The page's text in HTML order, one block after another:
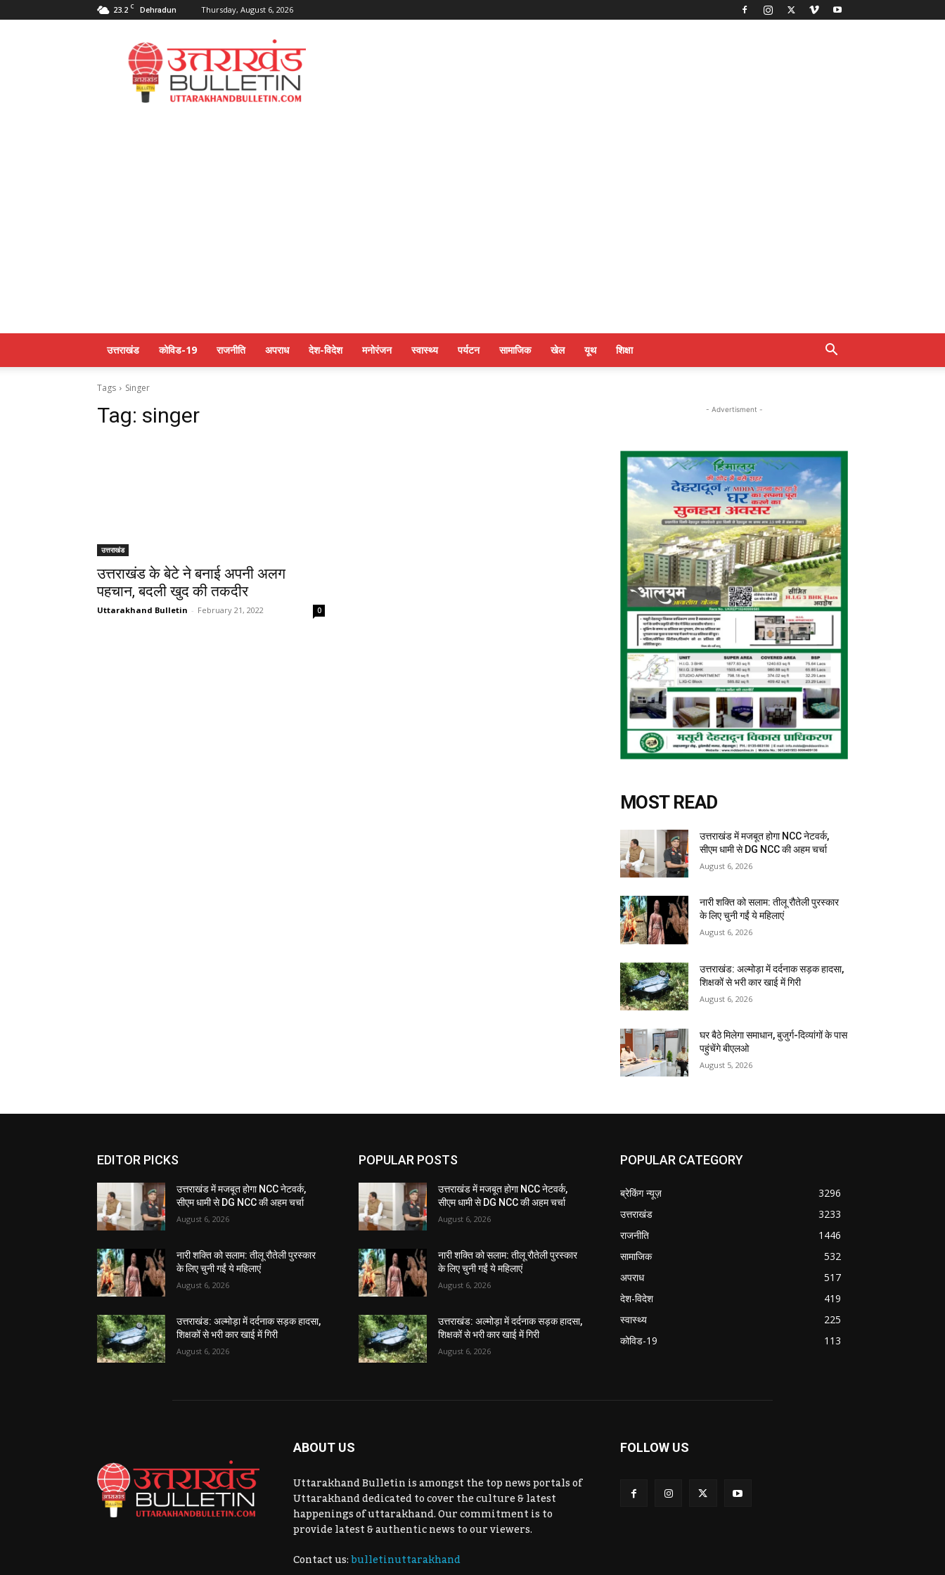
23.2 C Dehradun Thursday, August 6, 2026
Uttarakahnd
Bulletin
उत्तराखंड कोविड-19 राजनीति अपराध देश-विदेश मनोरंजन स्वास्थ्य पर्यटन सामाजिक खेल यूथ शिक्षा
Tags Singer
Tag: singer
उत्तराखंड
उत्तराखंड के बेटे ने बनाई अपनी अलग
पहचान, बदली खुद की तकदीर
Uttarakhand Bulletin - February 21, 2022 0
- Advertisment -
MOST READ
उत्तराखंड में मजबूत होगा NCC नेटवर्क,
सीएम धामी से DG NCC की अहम चर्चा
August 6, 2026
नारी शक्ति को सलाम: तीलू रौतेली पुरस्कार
के लिए चुनी गईं ये महिलाएं
August 6, 2026
उत्तराखंड: अल्मोड़ा में दर्दनाक सड़क हादसा,
शिक्षकों से भरी कार खाई में गिरी
August 6, 2026
घर बैठे मिलेगा समाधान, बुजुर्ग-दिव्यांगों के पास
पहुंचेंगे बीएलओ
August 5, 2026
EDITOR PICKS
उत्तराखंड में मजबूत होगा NCC नेटवर्क,
सीएम धामी से DG NCC की अहम चर्चा
August 6, 2026
नारी शक्ति को सलाम: तीलू रौतेली पुरस्कार
के लिए चुनी गईं ये महिलाएं
August 6, 2026
उत्तराखंड: अल्मोड़ा में दर्दनाक सड़क हादसा,
शिक्षकों से भरी कार खाई में गिरी
August 6, 2026
POPULAR POSTS
उत्तराखंड में मजबूत होगा NCC नेटवर्क,
सीएम धामी से DG NCC की अहम चर्चा
August 6, 2026
नारी शक्ति को सलाम: तीलू रौतेली पुरस्कार
के लिए चुनी गईं ये महिलाएं
August 6, 2026
उत्तराखंड: अल्मोड़ा में दर्दनाक सड़क हादसा,
शिक्षकों से भरी कार खाई में गिरी
August 6, 2026
POPULAR CATEGORY
ब्रेकिंग न्यूज़
3296
उत्तराखंड
3233
राजनीति
1446
सामाजिक
532
अपराध
517
देश-विदेश
419
स्वास्थ्य
225
कोविड-19
113
ABOUT US
Uttarakhand Bulletin is amongst the top news portals of
Uttarakhand dedicated to cover the culture & latest
happenings of uttarakhand. Our commitment is to
provide latest & authentic news to our viewers.
Contact us:bulletinuttarakhand
FOLLOW US